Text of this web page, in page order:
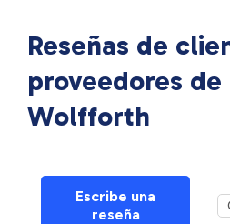
Reseñas de
proveedores
Wolfforth
Escribe una
reseña